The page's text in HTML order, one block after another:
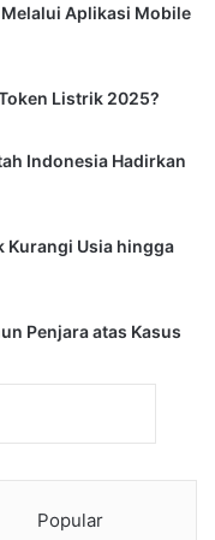
Melalui Aplikasi Mobile
Listrik 2025?
Indonesia Hadirkan
Kurangi Usia hingga
Penjara atas Kasus
Popular